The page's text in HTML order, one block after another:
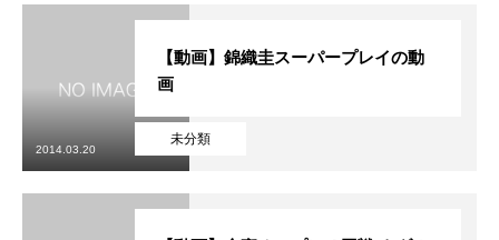
未分類
【動画】錦織圭スーパープレイの動
画
2014.03.20